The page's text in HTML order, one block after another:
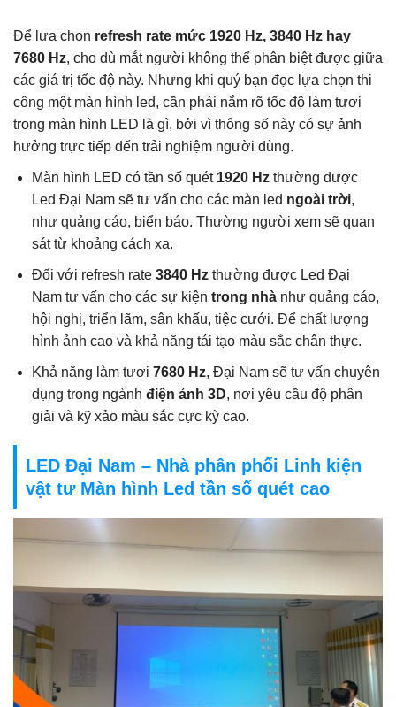
Để lựa chọn refresh rate mức 1920 Hz, 3840 Hz hay
7680 Hz, cho dù mắt người không thể phân biệt được giữa
các giá trị tốc độ này. Nhưng khi quý bạn đọc lựa chọn thi
công một màn hình led, cần phải nắm rõ tốc độ làm tươi
trong màn hình LED là gì, bởi vì thông số này có sự ảnh
hưởng trực tiếp đến trải nghiệm người dùng.
Màn hình LED có tần số quét 1920 Hzthường được
Led Đại Nam sẽ tư vấn cho các màn led ngoài trời,
như quảng cáo, biển báo. Thường người xem sẽ quan
sát từ khoảng cách xa.
Đối với refresh rate 3840 Hzthường được Led Đại
Nam tư vấn cho các sự kiện trong nhànhư quảng cáo,
hội nghị, triển lãm, sân khấu, tiệc cưới. Để chất lượng
hình ảnh cao và khả năng tái tạo màu sắc chân thực.
Khả năng làm tươi 7680 Hz, Đại Nam sẽ tư vấn chuyên
dụng trong ngành điện ảnh 3D, nơi yêu cầu độ phân
giải và kỹ xảo màu sắc cực kỳ cao.
LED Đại Nam – Nhà phân phối Linh kiện
vật tư Màn hình Led tần số quét cao